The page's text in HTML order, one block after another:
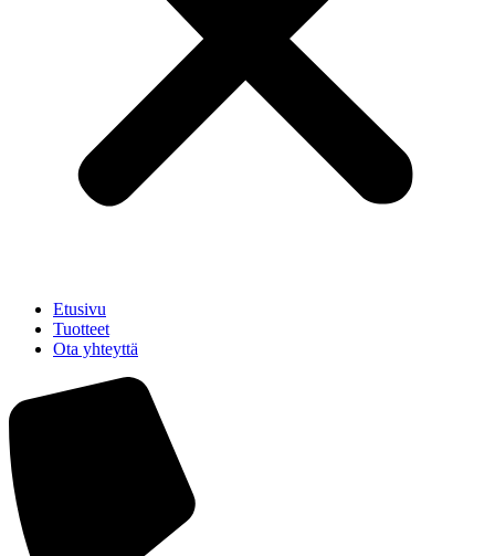
Etusivu
Tuotteet
Ota yhteyttä